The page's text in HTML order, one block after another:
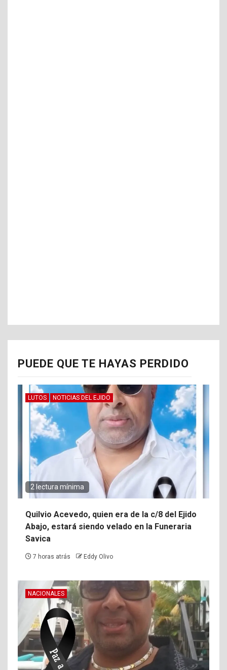
PUEDE QUE TE HAYAS PERDIDO
LUTOS NOTICIAS DEL EJIDO
2 lectura mínima
Quilvio Acevedo, quien era de la c/8 del Ejido
Abajo, estará siendo velado en la Funeraria
Savica
7 horas atrás Eddy Olivo
NACIONALES